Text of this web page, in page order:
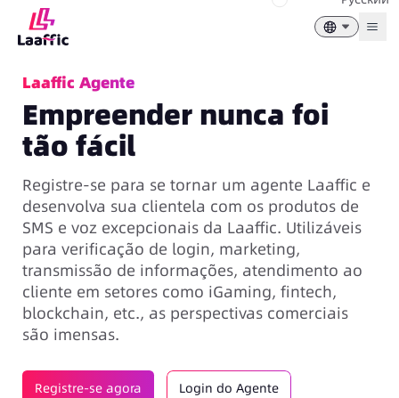
Laaffic Agente
Empreender nunca foi
tão fácil
Registre-se para se tornar um agente Laaffic e
desenvolva sua clientela com os produtos de
SMS e voz excepcionais da Laaffic. Utilizáveis
para verificação de login, marketing,
transmissão de informações, atendimento ao
cliente em setores como iGaming, fintech,
blockchain, etc., as perspectivas comerciais
são imensas.
Registre-se agora Login do Agente